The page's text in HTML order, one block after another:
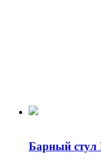
Барный стул